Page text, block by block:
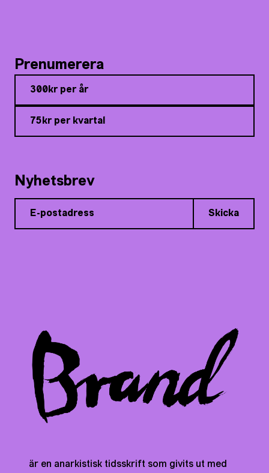
Prenumerera
300kr per år
75kr per kvartal
Nyhetsbrev
Skicka
är en anarkistisk tidsskrift som givits ut med